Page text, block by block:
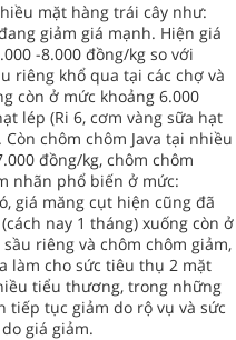
mặt hàng trái cây như:
giảm giá mạnh. Hiện giá
-8.000 đồng/kg so với
riêng khổ qua tại các chợ và
còn ở mức khoảng 6.000
lép (Ri 6, cơm vàng sữa hạt
chôm chôm Java tại nhiều
đồng/kg, chôm chôm
nhãn phổ biến ở mức:
giá măng cụt hiện cũng đã
nay 1 tháng) xuống còn ở
riêng và chôm chôm giảm,
làm cho sức tiêu thụ 2 mặt
tiểu thương, trong những
tiếp tục giảm do rộ vụ và sức
giá giảm.